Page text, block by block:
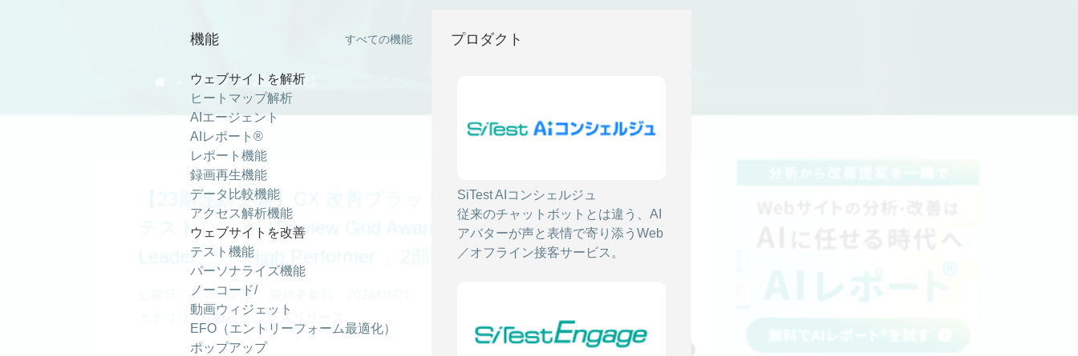
機能 すべての機能
ウェブサイトを解析
ヒートマップ解析
AIエージェント
AIレポート®
レポート機能
録画再生機能
データ比較機能
アクセス解析機能
ウェブサイトを改善
テスト機能
パーソナライズ機能
ノーコード/
動画ウィジェット
EFO（エントリーフォーム最適化）
ポップアップ
プロダクト
SiTest AIコンシェルジュ
従来のチャットボットとは違う、AI
アバターが声と表情で寄り添うWeb
／オフライン接客サービス。
ブログ ＞ 2026/01/21
【23期連続受賞】CX 改善プラットフォーム「 SiTest（サイ
テスト） 」が ITreview Grid Award 2026 Winter にて「
Leader 」「 High Performer 」2部門同時受賞
公開日：2026/01/21
カテゴリ -お知らせ プレスリリース